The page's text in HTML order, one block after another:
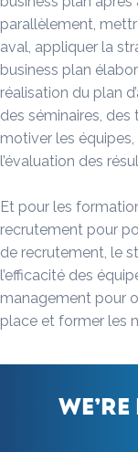
parallèlement,
aval, appliquer la
business plan
réalisation du plan
des séminaires,
motiver les
l’évaluation des
Et pour les
recrutement pour
de recrutement, le
l’efficacité des
management pour
place et former les